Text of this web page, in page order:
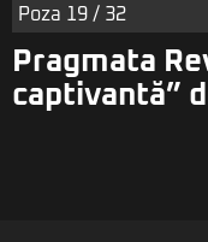
Poza 19 / 32
Pragmata
captivantă”